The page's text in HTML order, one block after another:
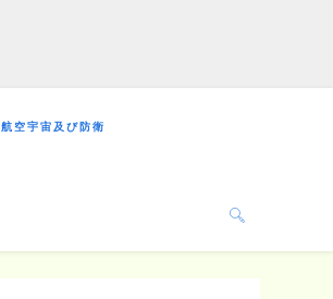
航空宇宙及び防衛